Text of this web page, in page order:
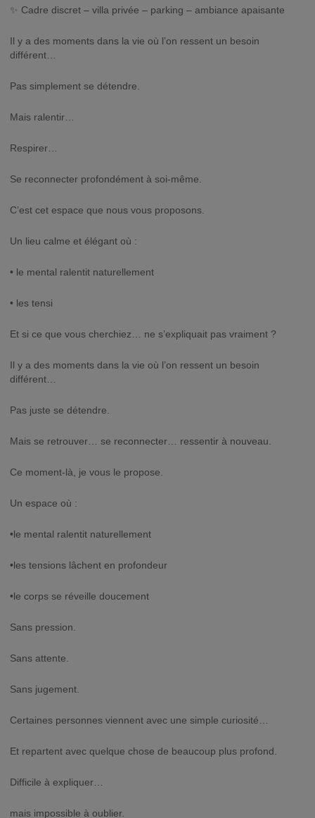
✨ Cadre discret – villa privée – parking – ambiance apaisante
Il y a des moments dans la vie où l’on ressent un besoin
différent…
Pas simplement se détendre.
Mais ralentir…
Respirer…
Se reconnecter profondément à soi-même.
C’est cet espace que nous vous proposons.
Un lieu calme et élégant où :
• le mental ralentit naturellement
• les tensi
Et si ce que vous cherchiez… ne s’expliquait pas vraiment ?
Il y a des moments dans la vie où l’on ressent un besoin
différent…
Pas juste se détendre.
Mais se retrouver… se reconnecter… ressentir à nouveau.
Ce moment-là, je vous le propose.
Un espace où :
•le mental ralentit naturellement
•les tensions lâchent en profondeur
•le corps se réveille doucement
Sans pression.
Sans attente.
Sans jugement.
Certaines personnes viennent avec une simple curiosité…
Et repartent avec quelque chose de beaucoup plus profond.
Difficile à expliquer…
mais impossible à oublier.